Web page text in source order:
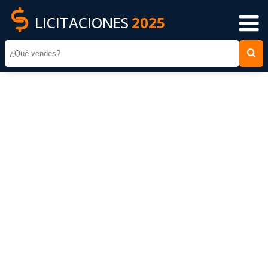
LICITACIONES 2025